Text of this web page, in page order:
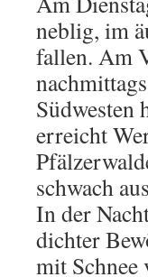
neblig, im
fallen. Am
Südwesten
erreicht
schwach
In der
dichter
mit